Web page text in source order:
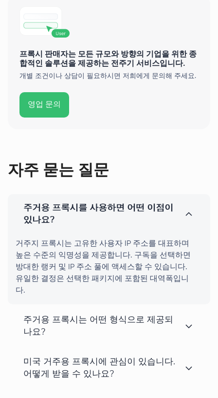
프록시 판매자는 모든 규모와 방향의 기업을 위한 종
합적인 솔루션을 제공하는 전주기 서비스입니다.
개별 조건이나 상담이 필요하시면 저희에게 문의해 주세요.
영업 문의
자주 묻는 질문
주거용 프록시를 사용하면 어떤 이점이
있나요?
거주지 프록시는 고유한 사용자 IP 주소를 대표하며
높은 수준의 익명성을 제공합니다. 구독을 선택하면
방대한 랭커 및 IP 주소 풀에 액세스할 수 있습니다.
유일한 결정은 선택한 패키지에 포함된 대역폭입니
다.
주거용 프록시는 어떤 형식으로 제공되
나요?
미국 거주용 프록시에 관심이 있습니다.
어떻게 받을 수 있나요?